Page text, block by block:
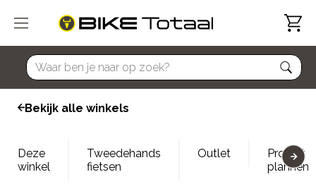
home
Bekijk alle winkels
Deze
winkel
Tweedehands
fietsen
Outlet
Proefrit
plannen